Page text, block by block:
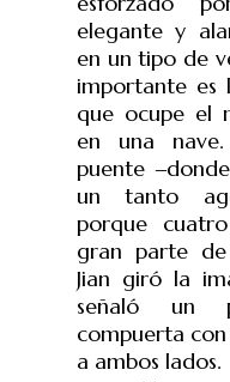
elegante y
en un tipo de
importante es
que ocupe el
en una
puente
un tanto
porque
gran parte de
Jian giró la
señaló un
compuerta
a ambos lados.